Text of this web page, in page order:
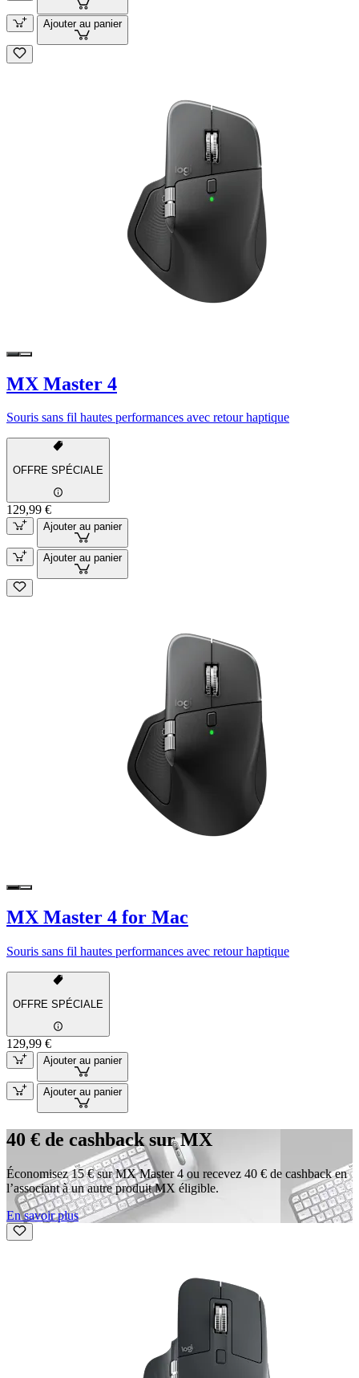
Ajouter au panier
MX Master 4
Souris sans fil hautes performances avec retour haptique
OFFRE SPÉCIALE
129,99 €
Ajouter au panier
Ajouter au panier
MX Master 4 for Mac
Souris sans fil hautes performances avec retour haptique
OFFRE SPÉCIALE
129,99 €
Ajouter au panier
Ajouter au panier
40 € de cashback sur MX
Économisez 15 € sur MX Master 4 ou recevez 40 € de cashback en
l’associant à un autre produit MX éligible.
En savoir plus